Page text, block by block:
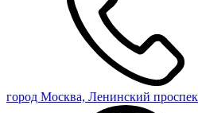
город Москва, Ленинский